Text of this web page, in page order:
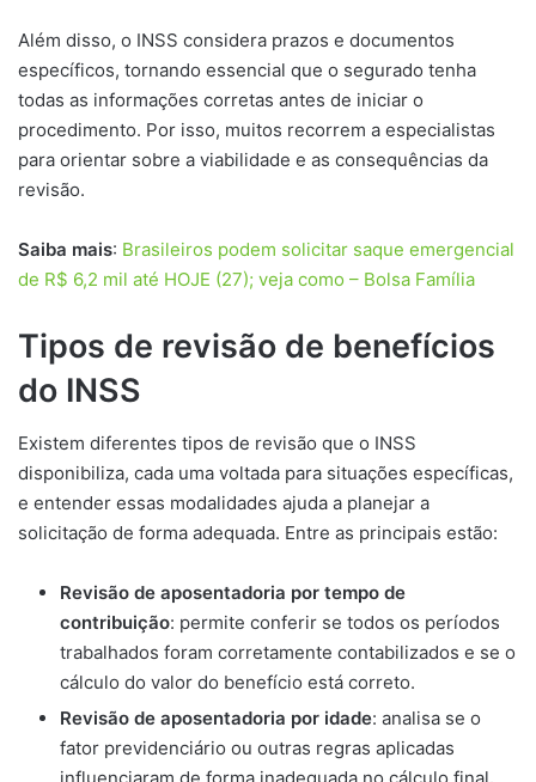
Além disso, o INSS considera prazos e documentos
específicos, tornando essencial que o segurado tenha
todas as informações corretas antes de iniciar o
procedimento. Por isso, muitos recorrem a especialistas
para orientar sobre a viabilidade e as consequências da
revisão.
Saiba mais: Brasileiros podem solicitar saque emergencial
de R$ 6,2 mil até HOJE (27); veja como – Bolsa Família
Tipos de revisão de benefícios
do INSS
Existem diferentes tipos de revisão que o INSS
disponibiliza, cada uma voltada para situações específicas,
e entender essas modalidades ajuda a planejar a
solicitação de forma adequada. Entre as principais estão:
Revisão de aposentadoria por tempo de
contribuição: permite conferir se todos os períodos
trabalhados foram corretamente contabilizados e se o
cálculo do valor do benefício está correto.
Revisão de aposentadoria por idade: analisa se o
fator previdenciário ou outras regras aplicadas